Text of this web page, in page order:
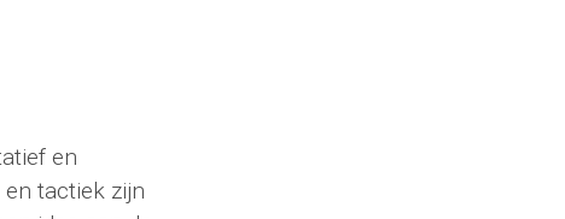
en
tactiek zijn